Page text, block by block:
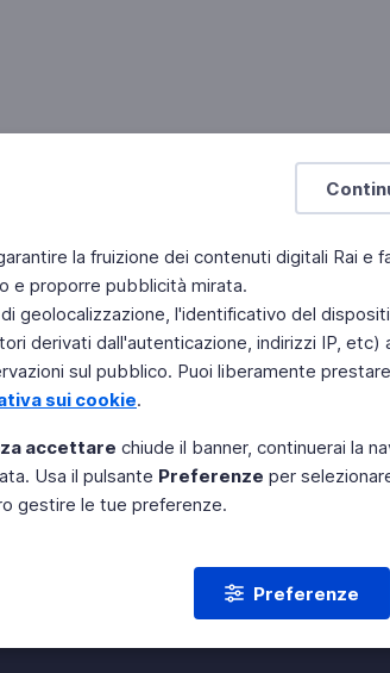
la fruizione dei contenuti digitali Rai e
e proporre pubblicità mirata.
geolocalizzazione, l'identificativo del
derivati dall'autenticazione, indirizzi IP, etc)
sul pubblico. Puoi liberamente
sui cookie.
accettare chiude il banner, continuerai la
Usa il pulsante Preferenze per
gestire le tue preferenze.
Preferenze